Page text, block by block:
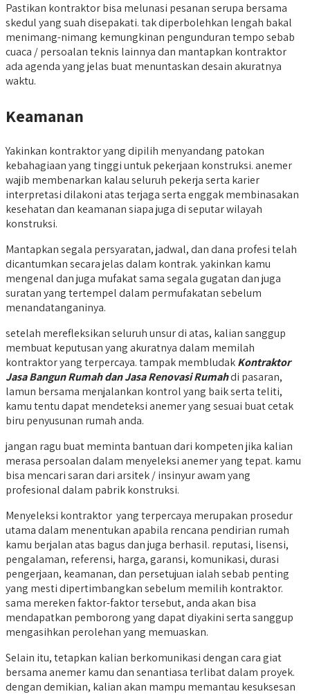
Pastikan kontraktor bisa melunasi pesanan serupa bersama
skedul yang suah disepakati. tak diperbolehkan lengah bakal
menimang-nimang kemungkinan pengunduran tempo sebab
cuaca / persoalan teknis lainnya dan mantapkan kontraktor
ada agenda yang jelas buat menuntaskan desain akuratnya
waktu.
Keamanan
Yakinkan kontraktor yang dipilih menyandang patokan
kebahagiaan yang tinggi untuk pekerjaan konstruksi. anemer
wajib membenarkan kalau seluruh pekerja serta karier
interpretasi dilakoni atas terjaga serta enggak membinasakan
kesehatan dan keamanan siapa juga di seputar wilayah
konstruksi.
Mantapkan segala persyaratan, jadwal, dan dana profesi telah
dicantumkan secara jelas dalam kontrak. yakinkan kamu
mengenal dan juga mufakat sama segala gugatan dan juga
suratan yang tertempel dalam permufakatan sebelum
menandatanganinya.
setelah merefleksikan seluruh unsur di atas, kalian sanggup
membuat keputusan yang akuratnya dalam memilah
kontraktor yang terpercaya. tampak membludakKontraktor
Jasa Bangun Rumah dan Jasa Renovasi Rumahdi pasaran,
lamun bersama menjalankan kontrol yang baik serta teliti,
kamu tentu dapat mendeteksi anemer yang sesuai buat cetak
biru penyusunan rumah anda.
jangan ragu buat meminta bantuan dari kompeten jika kalian
merasa persoalan dalam menyeleksi anemer yang tepat. kamu
bisa mencari saran dari arsitek / insinyur awam yang
profesional dalam pabrik konstruksi.
Menyeleksi kontraktor yang terpercaya merupakan prosedur
utama dalam menentukan apabila rencana pendirian rumah
kamu berjalan atas bagus dan juga berhasil. reputasi, lisensi,
pengalaman, referensi, harga, garansi, komunikasi, durasi
pengerjaan, keamanan, dan persetujuan ialah sebab penting
yang mesti dipertimbangkan sebelum memilih kontraktor.
sama mereken faktor-faktor tersebut, anda akan bisa
mendapatkan pemborong yang dapat diyakini serta sanggup
mengasihkan perolehan yang memuaskan.
Selain itu, tetapkan kalian berkomunikasi dengan cara giat
bersama anemer kamu dan senantiasa terlibat dalam proyek.
dengan demikian, kalian akan mampu memantau kesuksesan